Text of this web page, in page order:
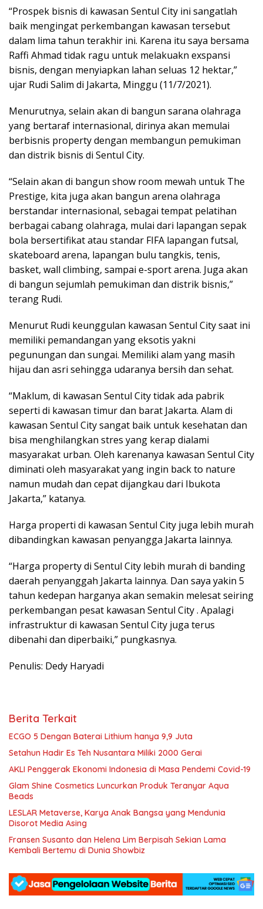
“Prospek bisnis di kawasan Sentul City ini sangatlah
baik mengingat perkembangan kawasan tersebut
dalam lima tahun terakhir ini. Karena itu saya bersama
Raffi Ahmad tidak ragu untuk melakuakn exspansi
bisnis, dengan menyiapkan lahan seluas 12 hektar,”
ujar Rudi Salim di Jakarta, Minggu (11/7/2021).
Menurutnya, selain akan di bangun sarana olahraga
yang bertaraf internasional, dirinya akan memulai
berbisnis property dengan membangun pemukiman
dan distrik bisnis di Sentul City.
“Selain akan di bangun show room mewah untuk The
Prestige, kita juga akan bangun arena olahraga
berstandar internasional, sebagai tempat pelatihan
berbagai cabang olahraga, mulai dari lapangan sepak
bola bersertifikat atau standar FIFA lapangan futsal,
skateboard arena, lapangan bulu tangkis, tenis,
basket, wall climbing, sampai e-sport arena. Juga akan
di bangun sejumlah pemukiman dan distrik bisnis,”
terang Rudi.
Menurut Rudi keunggulan kawasan Sentul City saat ini
memiliki pemandangan yang eksotis yakni
pegunungan dan sungai. Memiliki alam yang masih
hijau dan asri sehingga udaranya bersih dan sehat.
“Maklum, di kawasan Sentul City tidak ada pabrik
seperti di kawasan timur dan barat Jakarta. Alam di
kawasan Sentul City sangat baik untuk kesehatan dan
bisa menghilangkan stres yang kerap dialami
masyarakat urban. Oleh karenanya kawasan Sentul City
diminati oleh masyarakat yang ingin back to nature
namun mudah dan cepat dijangkau dari Ibukota
Jakarta,” katanya.
Harga properti di kawasan Sentul City juga lebih murah
dibandingkan kawasan penyangga Jakarta lainnya.
“Harga property di Sentul City lebih murah di banding
daerah penyanggah Jakarta lainnya. Dan saya yakin 5
tahun kedepan harganya akan semakin melesat seiring
perkembangan pesat kawasan Sentul City . Apalagi
infrastruktur di kawasan Sentul City juga terus
dibenahi dan diperbaiki,” pungkasnya.
Penulis: Dedy Haryadi
Berita Terkait
ECGO 5 Dengan Baterai Lithium hanya 9,9 Juta
Setahun Hadir Es Teh Nusantara Miliki 2000 Gerai
AKLI Penggerak Ekonomi Indonesia di Masa Pendemi Covid-19
Glam Shine Cosmetics Luncurkan Produk Teranyar Aqua
Beads
LESLAR Metaverse, Karya Anak Bangsa yang Mendunia
Disorot Media Asing
Fransen Susanto dan Helena Lim Berpisah Sekian Lama
Kembali Bertemu di Dunia Showbiz